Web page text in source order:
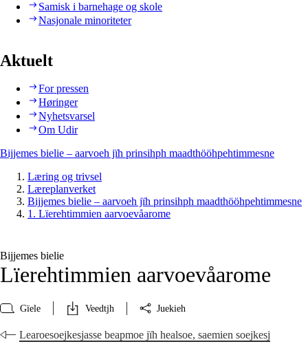
Samisk i barnehage og skole
Nasjonale minoriteter
Aktuelt
For pressen
Høringer
Nyhetsvarsel
Om Udir
Bijjemes bielie – aarvoeh jïh prinsihph maadthööhpehtimmesne
Læring og trivsel
Læreplanverket
Bijjemes bielie – aarvoeh jïh prinsihph maadthööhpehtimmesne
1. Lïerehtimmien aarvoevåarome
Bijjemes bielie
Lïerehtimmien aarvoevåarome
Gïele Veedtjh Juekieh
Learoesoejkesjasse beapmoe jïh healsoe, saemien soejkesj